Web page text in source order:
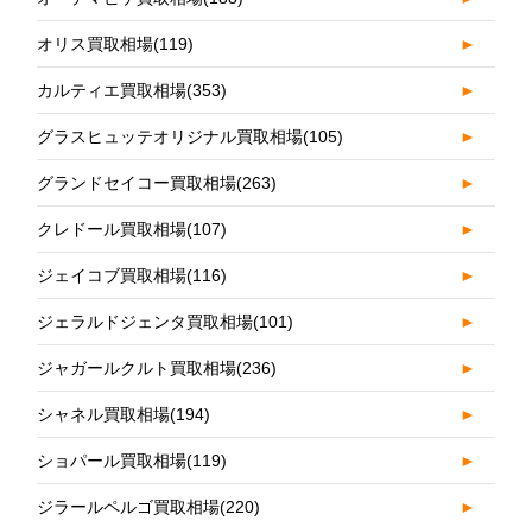
オリス買取相場(119) ►
カルティエ買取相場(353) ►
グラスヒュッテオリジナル買取相場(105) ►
グランドセイコー買取相場(263) ►
クレドール買取相場(107) ►
ジェイコブ買取相場(116) ►
ジェラルドジェンタ買取相場(101) ►
ジャガールクルト買取相場(236) ►
シャネル買取相場(194) ►
ショパール買取相場(119) ►
ジラールペルゴ買取相場(220) ►